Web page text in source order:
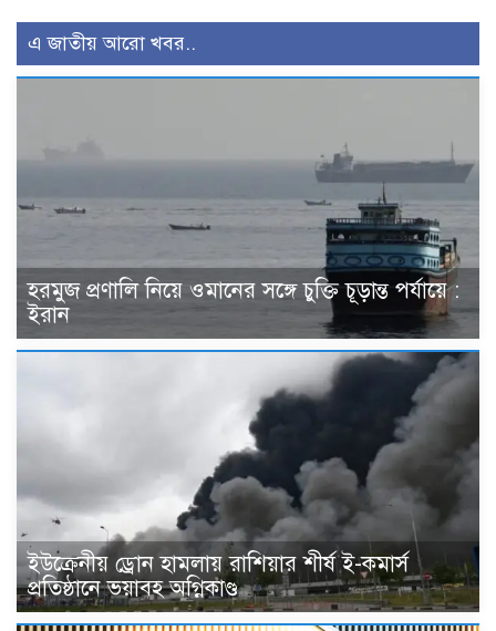
এ জাতীয় আরো খবর..
হরমুজ প্রণালি নিয়ে ওমানের সঙ্গে চুক্তি চূড়ান্ত পর্যায়ে :
ইরান
ইউক্রেনীয় ড্রোন হামলায় রাশিয়ার শীর্ষ ই-কমার্স
প্রতিষ্ঠানে ভয়াবহ অগ্নিকাণ্ড